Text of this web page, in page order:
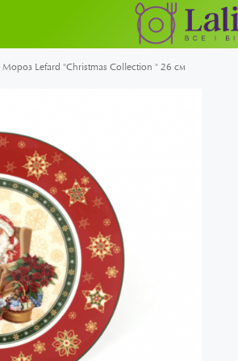
Lefard "Christmas Collection " 26 см